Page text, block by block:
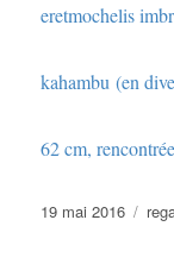
eretmochelis
kahambu (en
62 cm,
Publié
19 mai 2016